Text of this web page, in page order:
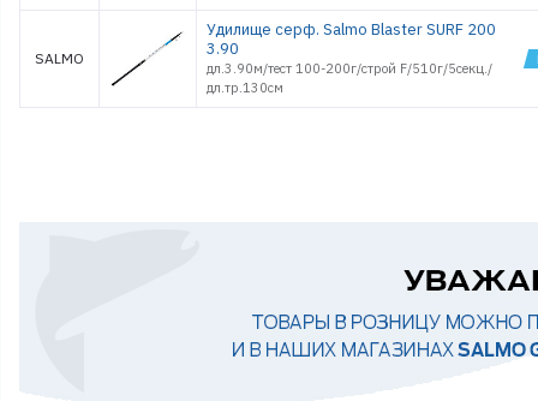
SALMO
Удилище серф. Salmo Blaster SURF 200
3.90
дл.3.90м/тест 100-200г/строй F/510г/5секц./
дл.тр.130см